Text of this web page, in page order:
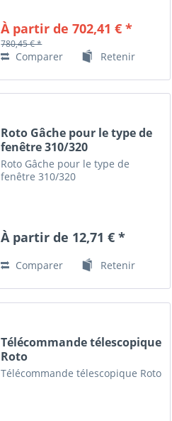
À partir de 702,41 € *
780,45 € *
Comparer Retenir
Roto Gâche pour le type de
fenêtre 310/320
Roto Gâche pour le type de
fenêtre 310/320
À partir de 12,71 € *
Comparer Retenir
Télécommande télescopique
Roto
Télécommande télescopique Roto